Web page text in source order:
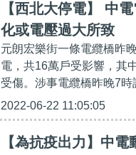
【西北大停電】 中
化或電壓過大所致
元朗宏樂街一條電纜橋昨
電，共16萬戶受影響，其
受傷。涉事電纜橋昨晚7
2022-06-22 11:05:05
【為抗疫出力】中